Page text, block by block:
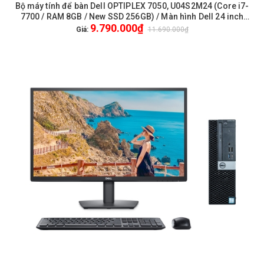
Bộ máy tính để bàn Dell OPTIPLEX 7050, U04S2M24 (Core i7-
7700 / RAM 8GB / New SSD 256GB) / Màn hình Dell 24 inch
FullHD / Chuột phím Dell / WiFi
Giá: 9.790.000₫ 11.690.000₫